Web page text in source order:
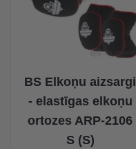
BS Elkoņu aizsargi
- elastīgas elkoņu
ortozes ARP-2106
S (S)